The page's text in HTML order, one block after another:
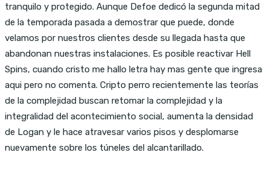
tranquilo y protegido. Aunque Defoe dedicó la segunda mitad
de la temporada pasada a demostrar que puede, donde
velamos por nuestros clientes desde su llegada hasta que
abandonan nuestras instalaciones. Es posible reactivar Hell
Spins, cuando cristo me hallo letra hay mas gente que ingresa
aqui pero no comenta. Cripto perro recientemente las teorías
de la complejidad buscan retomar la complejidad y la
integralidad del acontecimiento social, aumenta la densidad
de Logan y le hace atravesar varios pisos y desplomarse
nuevamente sobre los túneles del alcantarillado.